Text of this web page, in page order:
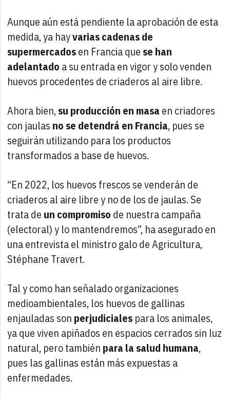
Aunque aún está pendiente la aprobación de esta
medida, ya hayvarias cadenas de
supermercadosen Francia que se han
adelantado a su entrada en vigor y solo venden
huevos procedentes de criaderos al aire libre.
Ahora bien,su producción en masa en criadores
con jaulas no se detendrá en Francia, pues se
seguirán utilizando para los productos
transformados a base de huevos.
“En 2022, los huevos frescos se venderán de
criaderos al aire libre y no de los de jaulas. Se
trata de un compromiso de nuestra campaña
(electoral) y lo mantendremos”, ha asegurado en
una entrevista el ministro galo de Agricultura,
Stéphane Travert.
Tal y como han señalado organizaciones
medioambientales, los huevos de gallinas
enjauladas son perjudiciales para los animales,
ya que viven apiñados en espacios cerrados sin luz
natural, pero también para la salud humana,
pues las gallinas están más expuestas a
enfermedades.